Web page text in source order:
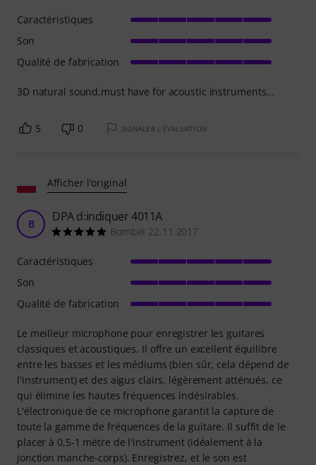
3D natural sound,must have for acoustic instruments...
Caractéristiques
Son
Qualité de fabrication
5 0 SIGNALER L'ÉVALUATION
Afficher l'original
B DPA d:indiquer 4011A
Bombel 22.11.2017
Le meilleur microphone pour enregistrer les guitares
classiques et acoustiques. Il offre un excellent équilibre
entre les basses et les médiums (bien sûr, cela dépend de
l'instrument) et des aigus clairs, légèrement atténués, ce
qui élimine les hautes fréquences indésirables.
L'électronique de ce microphone garantit la capture de
toute la gamme de fréquences de la guitare. Il suffit de le
placer à 0,5-1 mètre de l'instrument (idéalement à la
jonction manche-corps). Enregistrez, et le son est
Caractéristiques
Son
Qualité de fabrication